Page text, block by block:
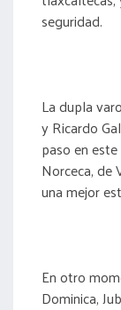
seguridad.
La dupla
y Ricardo
paso en
Norceca, de
una mejor
En otro
Dominica,